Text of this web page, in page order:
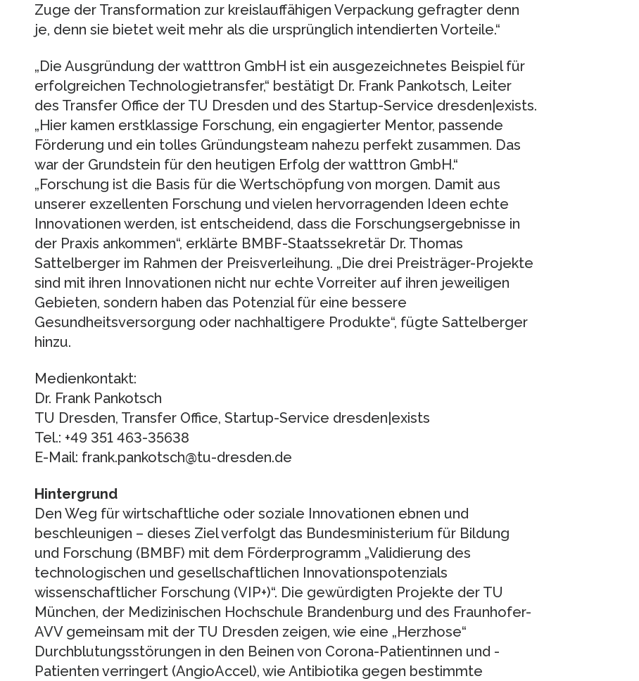
Zuge der Transformation zur kreislauffähigen Verpackung gefragter denn
je, denn sie bietet weit mehr als die ursprünglich intendierten Vorteile.“
„Die Ausgründung der watttron GmbH ist ein ausgezeichnetes Beispiel für
erfolgreichen Technologietransfer,“ bestätigt Dr. Frank Pankotsch, Leiter
des Transfer Office der TU Dresden und des Startup-Service dresden|exists.
„Hier kamen erstklassige Forschung, ein engagierter Mentor, passende
Förderung und ein tolles Gründungsteam nahezu perfekt zusammen. Das
war der Grundstein für den heutigen Erfolg der watttron GmbH.“
„Forschung ist die Basis für die Wertschöpfung von morgen. Damit aus
unserer exzellenten Forschung und vielen hervorragenden Ideen echte
Innovationen werden, ist entscheidend, dass die Forschungsergebnisse in
der Praxis ankommen“, erklärte BMBF-Staatssekretär Dr. Thomas
Sattelberger im Rahmen der Preisverleihung. „Die drei Preisträger-Projekte
sind mit ihren Innovationen nicht nur echte Vorreiter auf ihren jeweiligen
Gebieten, sondern haben das Potenzial für eine bessere
Gesundheitsversorgung oder nachhaltigere Produkte“, fügte Sattelberger
hinzu.
Medienkontakt:
Dr. Frank Pankotsch
TU Dresden, Transfer Office, Startup-Service dresden|exists
Tel.: +49 351 463-35638
E-Mail: frank.pankotsch@tu-dresden.de
Hintergrund
Den Weg für wirtschaftliche oder soziale Innovationen ebnen und
beschleunigen – dieses Ziel verfolgt das Bundesministerium für Bildung
und Forschung (BMBF) mit dem Förderprogramm „Validierung des
technologischen und gesellschaftlichen Innovationspotenzials
wissenschaftlicher Forschung (VIP+)“. Die gewürdigten Projekte der TU
München, der Medizinischen Hochschule Brandenburg und des Fraunhofer-
AVV gemeinsam mit der TU Dresden zeigen, wie eine „Herzhose“
Durchblutungsstörungen in den Beinen von Corona-Patientinnen und -
Patienten verringert (AngioAccel), wie Antibiotika gegen bestimmte